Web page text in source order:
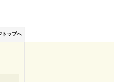
トップへ